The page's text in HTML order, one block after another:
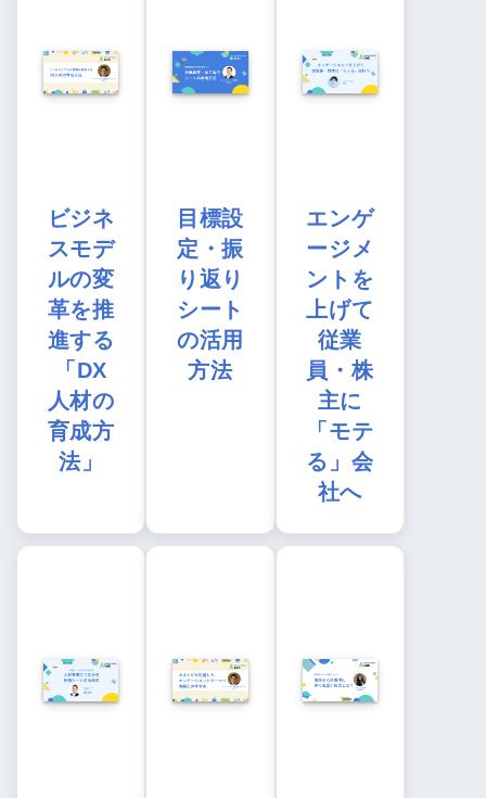
ビジネ
スモデ
ルの変
革を推
進する
「DX
人材の
育成方
法」
目標設
定・振
り返り
シート
の活用
方法
エンゲ
ージメ
ントを
上げて
従業
員・株
主に
「モテ
る」会
社へ